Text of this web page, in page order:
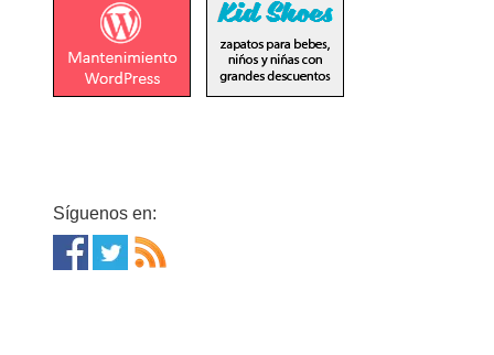
Síguenos en: